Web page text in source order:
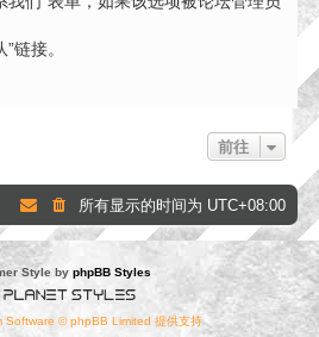
链接。
前往
所有显示的时间为 UTC+08:00
Style by phpBB Styles
Software © phpBB Limited 提供支持